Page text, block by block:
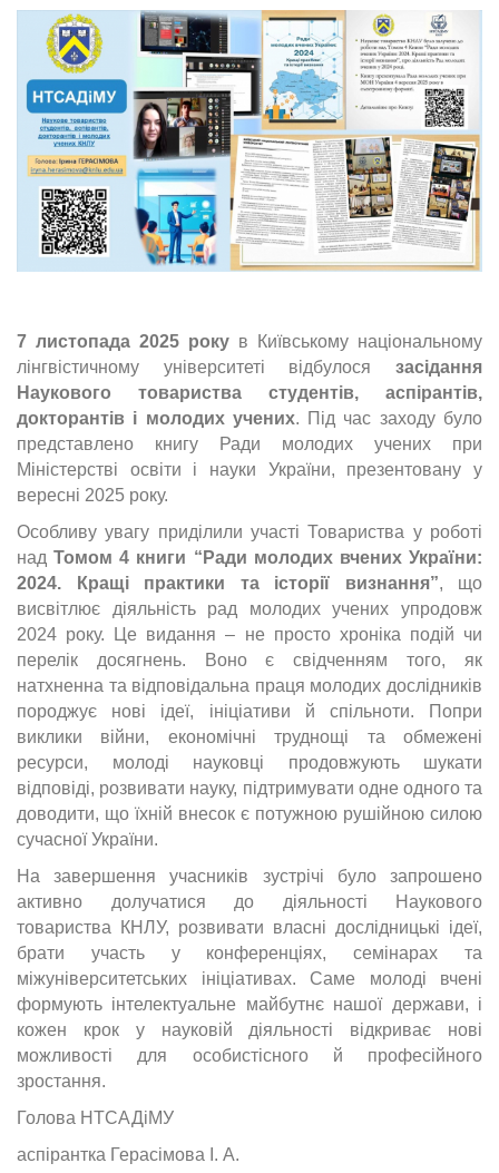
7 листопада 2025 року в Київському національному
лінгвістичному університеті відбулося засідання
Наукового товариства студентів, аспірантів,
докторантів і молодих учених. Під час заходу було
представлено книгу Ради молодих учених при
Міністерстві освіти і науки України, презентовану у
вересні 2025 року.
Особливу увагу приділили участі Товариства у роботі
надТомом 4 книги “Ради молодих вчених України:
2024. Кращі практики та історії визнання”, що
висвітлює діяльність рад молодих учених упродовж
2024 року. Це видання – не просто хроніка подій чи
перелік досягнень. Воно є свідченням того, як
натхненна та відповідальна праця молодих дослідників
породжує нові ідеї, ініціативи й спільноти. Попри
виклики війни, економічні труднощі та обмежені
ресурси, молоді науковці продовжують шукати
відповіді, розвивати науку, підтримувати одне одного та
доводити, що їхній внесок є потужною рушійною силою
сучасної України.
На завершення учасників зустрічі було запрошено
активно долучатися до діяльності Наукового
товариства КНЛУ, розвивати власні дослідницькі ідеї,
брати участь у конференціях, семінарах та
міжуніверситетських ініціативах. Саме молоді вчені
формують інтелектуальне майбутнє нашої держави, і
кожен крок у науковій діяльності відкриває нові
можливості для особистісного й професійного
зростання.
Голова НТСАДіМУ
аспірантка Герасімова І. А.